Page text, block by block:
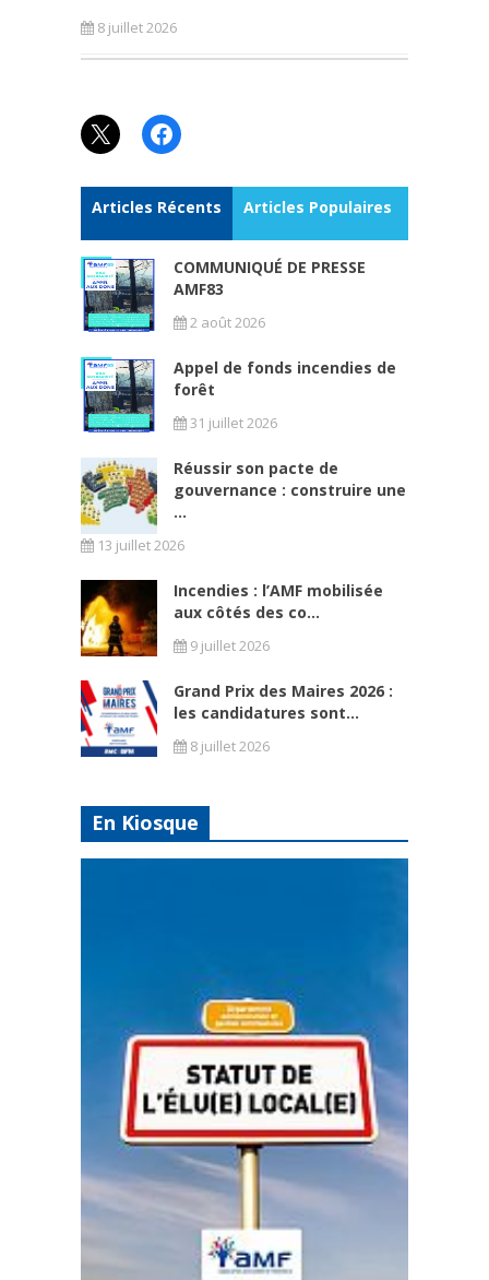
8 juillet 2026
X Facebook
Articles Récents Articles Populaires
COMMUNIQUÉ DE PRESSE
AMF83
2 août 2026
Appel de fonds incendies de
forêt
31 juillet 2026
Réussir son pacte de
gouvernance : construire une
...
13 juillet 2026
Incendies : l’AMF mobilisée
aux côtés des co...
9 juillet 2026
Grand Prix des Maires 2026 :
les candidatures sont...
8 juillet 2026
En Kiosque